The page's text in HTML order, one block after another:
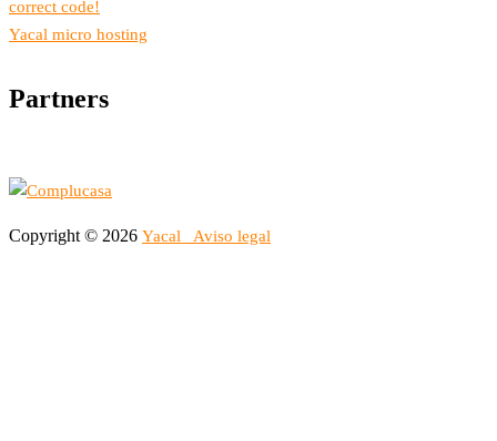
correct code!
Yacal micro hosting
Partners
Copyright © 2026 Yacal Aviso legal